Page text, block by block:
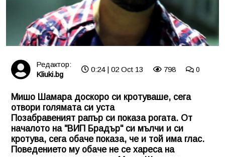
Редактор:
Kliuki.bg
0:24 | 02 Oct 13 798 0
Мишо Шамара доскоро си кротуваше, сега
отвори голямата си уста
Позабравеният рапър си показа рогата. От
началото на "ВИП Брадър" си мълчи и си
кротува, сега обаче показа, че и той има глас.
Поведението му обаче не се хареса на